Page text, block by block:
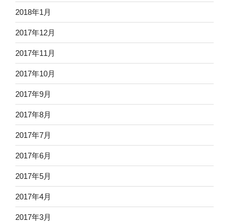
2018年1月
2017年12月
2017年11月
2017年10月
2017年9月
2017年8月
2017年7月
2017年6月
2017年5月
2017年4月
2017年3月